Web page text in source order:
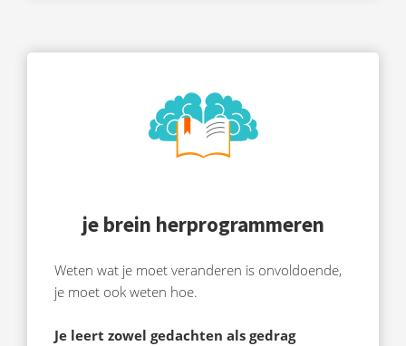
je brein herprogrammeren
Weten wat je moet veranderen is onvoldoende,
je moet ook weten hoe.
Je leert zowel gedachten als gedrag